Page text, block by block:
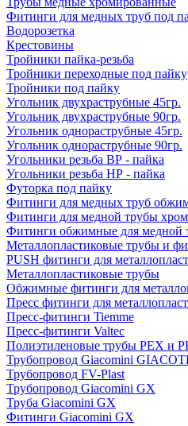
Фитинги для медных труб под
Водорозетка
Крестовины
Тройники пайка-резьба
Тройники переходные под пайку
Тройники под пайку
Угольник двухраструбные 45гр.
Угольник двухраструбные 90гр.
Угольник однораструбные 45гр.
Угольник однораструбные 90гр.
Угольники резьба ВР - пайка
Угольники резьба НР - пайка
Футорка под пайку
Фитинги для медных труб
Фитинги для медной трубы
Фитинги обжимные для медной
Металлопластиковые трубы и
PUSH фитинги для
Металлопластиковые трубы
Обжимные фитинги для
Пресс фитинги для
Пресс-фитинги Tiemme
Пресс-фитинги Valtec
Полиэтиленовые трубы PEX и
Трубопровод Giacomini
Трубопровод FV-Plast
Трубопровод Giacomini GX
Труба Giacomini GX
Фитинги Giacomini GX